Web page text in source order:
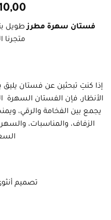
فستان سهرة مطرزطويل
إذا كنتِ تبحثين عن فستان يليق
الأنظار، فإن الفستان السهرة
يجمع بين الفخامة والرقي،
الزفاف، والمناسبات،
تصميم